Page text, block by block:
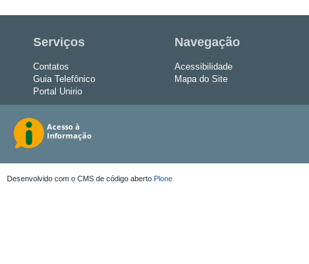
Serviços
Contatos
Guia Telefônico
Portal Unirio
Navegação
Acessibilidade
Mapa do Site
Desenvolvido com o CMS de código aberto Plone